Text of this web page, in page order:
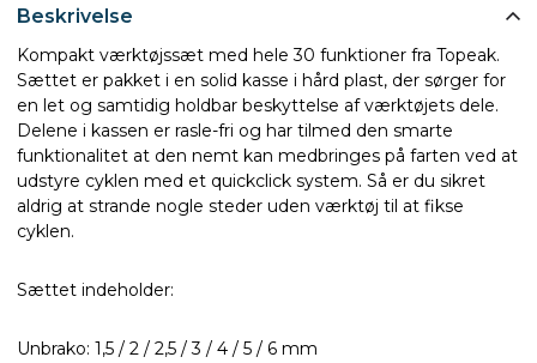
Beskrivelse
Kompakt værktøjssæt med hele 30 funktioner fra Topeak.
Sættet er pakket i en solid kasse i hård plast, der sørger for
en let og samtidig holdbar beskyttelse af værktøjets dele.
Delene i kassen er rasle-fri og har tilmed den smarte
funktionalitet at den nemt kan medbringes på farten ved at
udstyre cyklen med et quickclick system. Så er du sikret
aldrig at strande nogle steder uden værktøj til at fikse
cyklen.
Sættet indeholder:
Unbrako: 1,5 / 2 / 2,5 / 3 / 4 / 5 / 6 mm